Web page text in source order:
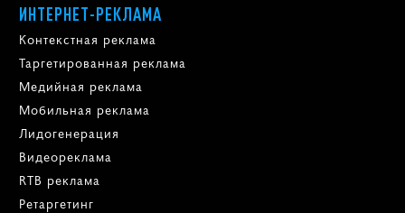
ИНТЕРНЕТ-РЕКЛАМА
Контекстная реклама
Таргетированная реклама
Медийная реклама
Мобильная реклама
Лидогенерация
Видеореклама
RTB реклама
Ретаргетинг